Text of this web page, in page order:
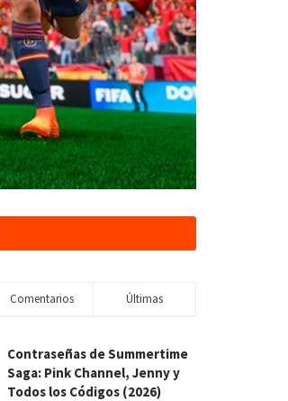
Comentarios Últimas
Contraseñas de Summertime
Saga: Pink Channel, Jenny y
Todos los Códigos (2026)